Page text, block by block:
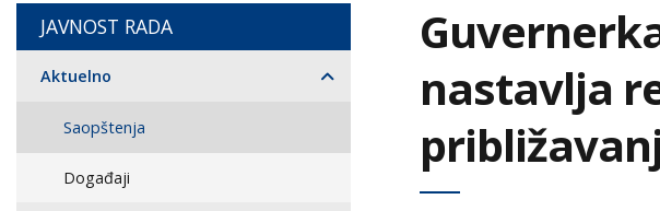
JAVNOST RADA
Aktuelno
Saopštenja
Događaji
nastavlja